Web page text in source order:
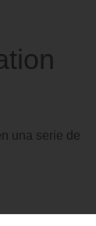
una serie de